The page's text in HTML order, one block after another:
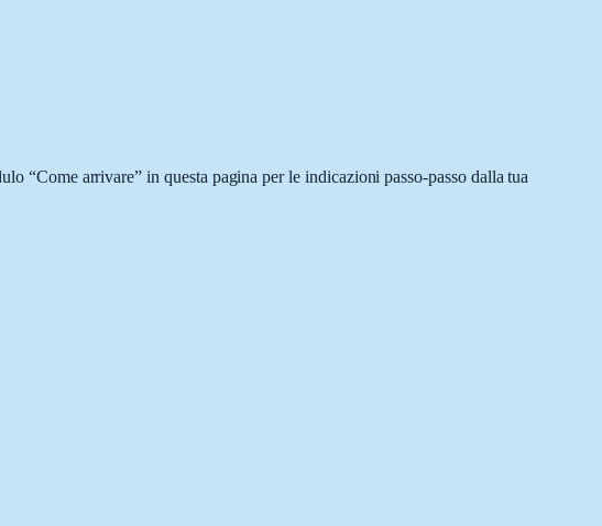
“Come arrivare” in questa pagina per le indicazioni passo-passo dalla tua